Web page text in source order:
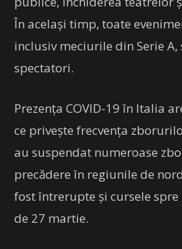
În același timp, toate
inclusiv meciurile din Serie
spectatori.
Prezența COVID-19 în Italia
ce privește frecvența
au suspendat numeroase
precădere în regiunile de
fost întrerupte și cursele
de 27 martie.